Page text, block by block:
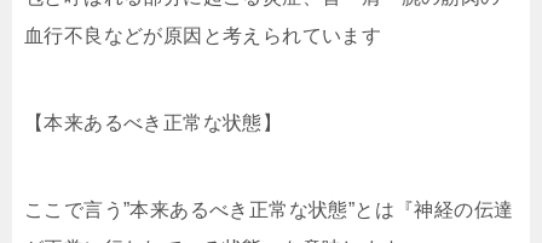
血行不良などが原因と考えられています
【本来あるべき正常な状態】
ここで言う”本来あるべき正常な状態”とは『神経の伝達